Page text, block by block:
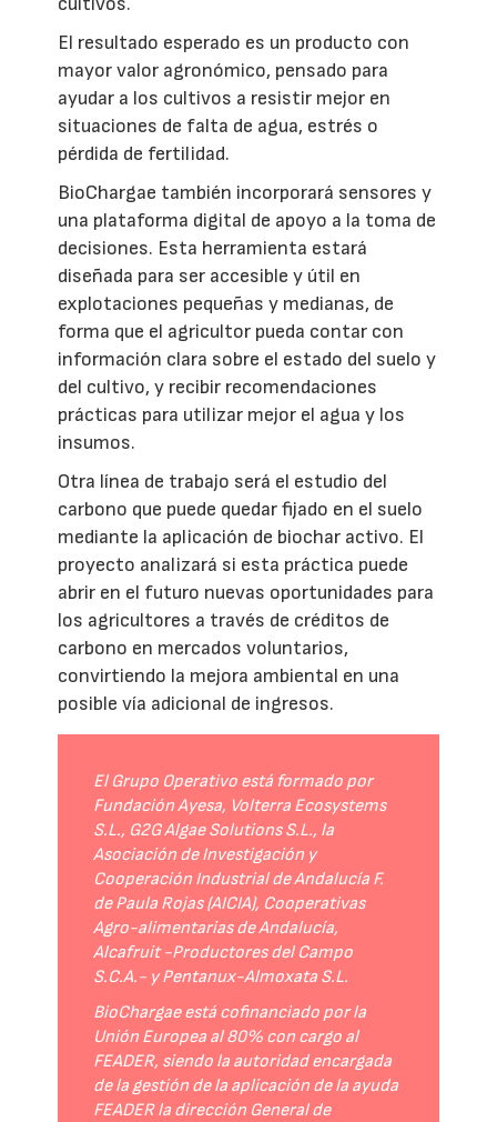
El resultado esperado es un producto con
mayor valor agronómico, pensado para
ayudar a los cultivos a resistir mejor en
situaciones de falta de agua, estrés o
pérdida de fertilidad.
BioChargae también incorporará sensores y
una plataforma digital de apoyo a la toma de
decisiones. Esta herramienta estará
diseñada para ser accesible y útil en
explotaciones pequeñas y medianas, de
forma que el agricultor pueda contar con
información clara sobre el estado del suelo y
del cultivo, y recibir recomendaciones
prácticas para utilizar mejor el agua y los
insumos.
Otra línea de trabajo será el estudio del
carbono que puede quedar fijado en el suelo
mediante la aplicación de biochar activo. El
proyecto analizará si esta práctica puede
abrir en el futuro nuevas oportunidades para
los agricultores a través de créditos de
carbono en mercados voluntarios,
convirtiendo la mejora ambiental en una
posible vía adicional de ingresos.
El Grupo Operativo está formado por
Fundación Ayesa, Volterra Ecosystems
S.L., G2G Algae Solutions S.L., la
Asociación de Investigación y
Cooperación Industrial de Andalucía F.
de Paula Rojas (AICIA), Cooperativas
Agro-alimentarias de Andalucía,
Alcafruit -Productores del Campo
S.C.A.- y Pentanux-Almoxata S.L.
BioChargae está cofinanciado por la
Unión Europea al 80% con cargo al
FEADER, siendo la autoridad encargada
de la gestión de la aplicación de la ayuda
FEADER la dirección General de